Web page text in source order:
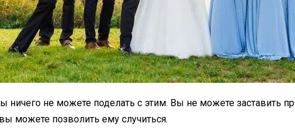
ничего не можете поделать с этим. Вы не можете заставить
можете позволить ему случиться.